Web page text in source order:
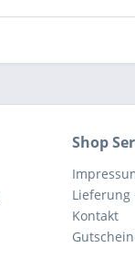
Shop
Lieferung
Kontakt